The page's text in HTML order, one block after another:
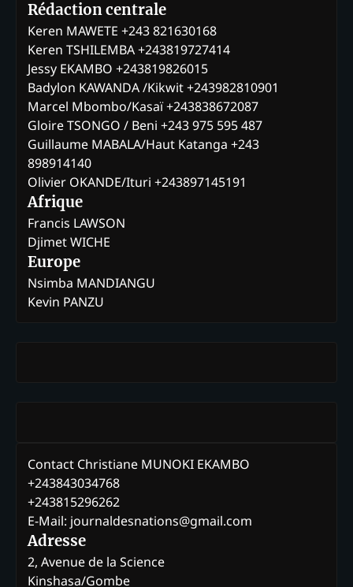
Rédaction centrale
Keren MAWETE +243 821630168
Keren TSHILEMBA +243819727414
Jessy EKAMBO +243819826015
Badylon KAWANDA /Kikwit +243982810901
Marcel Mbombo/Kasaï +243838672087
Gloire TSONGO / Beni +243 975 595 487
Guillaume MABALA/Haut Katanga +243
898914140
Olivier OKANDE/Ituri +243897145191
Afrique
Francis LAWSON
Djimet WICHE
Europe
Nsimba MANDIANGU
Kevin PANZU
Contact Christiane MUNOKI EKAMBO
+243843034768
+243815296262
E-Mail: journaldesnations@gmail.com
Adresse
2, Avenue de la Science
Kinshasa/Gombe